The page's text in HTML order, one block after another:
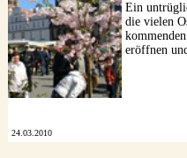
Ein
die vielen
eröffnen
24.03.2010